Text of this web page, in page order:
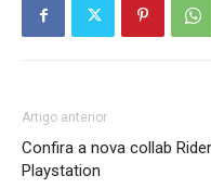
Artigo anterior
Confira a nova collab
Playstation